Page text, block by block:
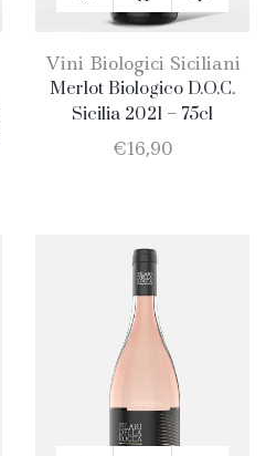
Vini Biologici Siciliani
Merlot Biologico D.O.C.
Sicilia 2021 – 75cl
€16,90